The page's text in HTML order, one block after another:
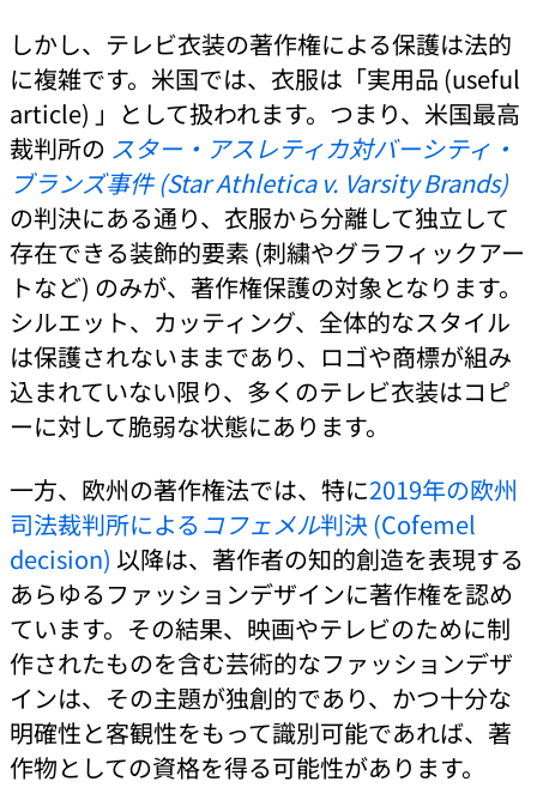
しかし、テレビ衣装の著作権による保護は法的
に複雑です。米国では、衣服は「実用品 (useful
article) 」として扱われます。つまり、米国最高
裁判所の スター・アスレティカ対バーシティ・
ブランズ事件 (Star Athletica v. Varsity Brands)
の判決にある通り、衣服から分離して独立して
存在できる装飾的要素 (刺繍やグラフィックアー
トなど) のみが、著作権保護の対象となります。
シルエット、カッティング、全体的なスタイル
は保護されないままであり、ロゴや商標が組み
込まれていない限り、多くのテレビ衣装はコピ
ーに対して脆弱な状態にあります。
一方、欧州の著作権法では、特に2019年の欧州
司法裁判所による コフェメル判決 (Cofemel
decision) 以降は、著作者の知的創造を表現する
あらゆるファッションデザインに著作権を認め
ています。その結果、映画やテレビのために制
作されたものを含む芸術的なファッションデザ
インは、その主題が独創的であり、かつ十分な
明確性と客観性をもって識別可能であれば、著
作物としての資格を得る可能性があります。